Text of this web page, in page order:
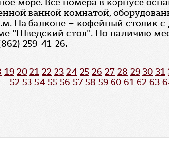
море. Все номера в корпусе
ванной комнатой,
На балконе – кофейный столик
"Шведский стол". По наличию
259-41-26.
19 20 21 22 23 24 25 26 27 28 29 30 31
52 53 54 55 56 57 58 59 60 61 62 63